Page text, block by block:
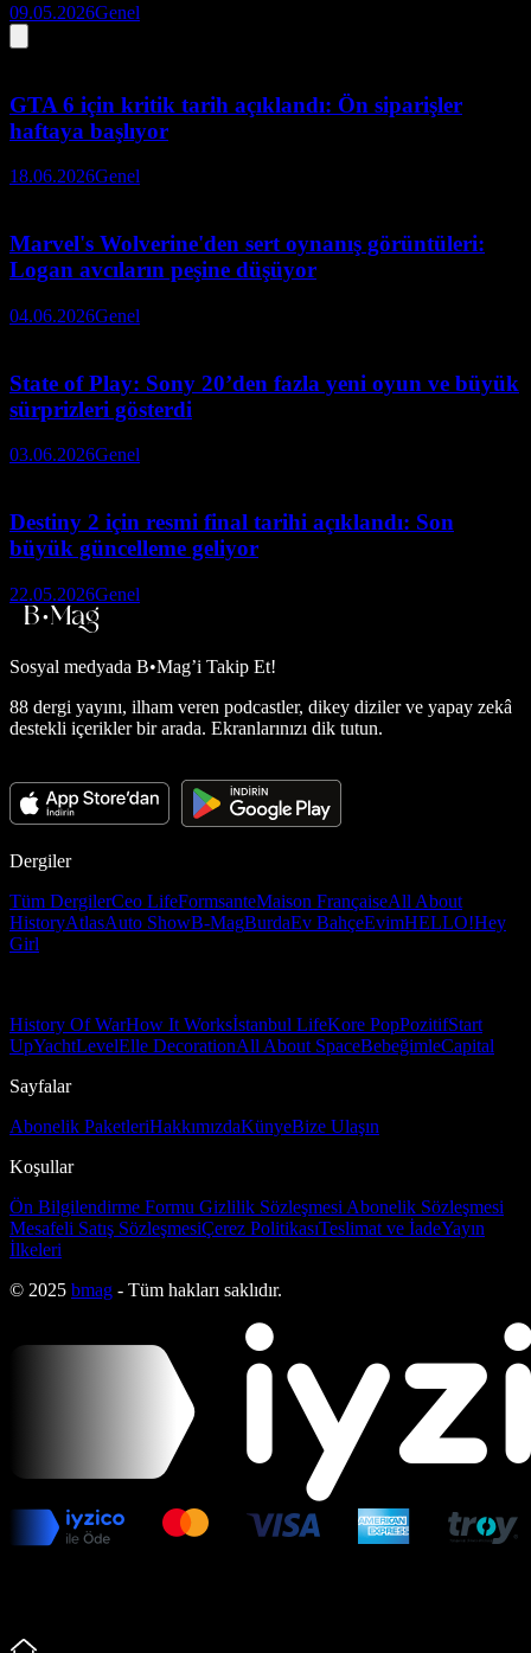
09.05.2026Genel
GTA 6 için kritik tarih açıklandı: Ön siparişler
haftaya başlıyor
18.06.2026Genel
Marvel's Wolverine'den sert oynanış görüntüleri:
Logan avcıların peşine düşüyor
04.06.2026Genel
State of Play: Sony 20’den fazla yeni oyun ve büyük
sürprizleri gösterdi
03.06.2026Genel
Destiny 2 için resmi final tarihi açıklandı: Son
büyük güncelleme geliyor
22.05.2026Genel
Sosyal medyada B•Mag’i Takip Et!
88 dergi yayını, ilham veren podcastler, dikey diziler ve yapay zekâ
destekli içerikler bir arada. Ekranlarınızı dik tutun.
Dergiler
Tüm DergilerCeo LifeFormsanteMaison FrançaiseAll About
HistoryAtlasAuto ShowB-MagBurdaEv BahçeEvimHELLO!Hey
Girl
History Of WarHow It Worksİstanbul LifeKore PopPozitifStart
UpYachtLevelElle DecorationAll About SpaceBebeğimleCapital
Sayfalar
Abonelik PaketleriHakkımızdaKünyeBize Ulaşın
Koşullar
Ön Bilgilendirme Formu Gizlilik Sözleşmesi Abonelik Sözleşmesi
Mesafeli Satış SözleşmesiÇerez PolitikasıTeslimat ve İadeYayın
İlkeleri
© 2025 bmag - Tüm hakları saklıdır.